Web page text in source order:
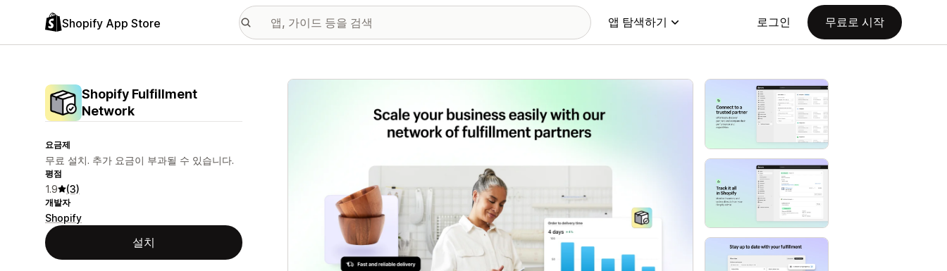
Shopify App Store 앱 탐색하기 로그인 무료로 시작
Shopify Fulfillment
Network
요금제
무료 설치. 추가 요금이 부과될 수 있습니다.
평점
1.9 (3)
개발자
Shopify
설치
추천 이미지 갤러리